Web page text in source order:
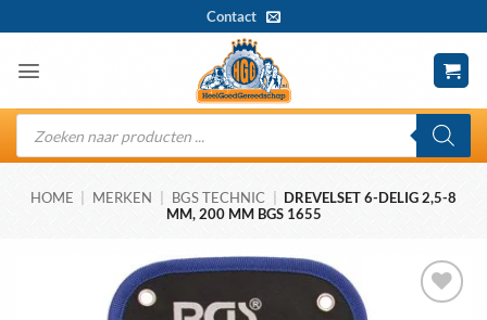
naar
inhoud
Contact
Producten
zoeken
HOME MERKEN BGS TECHNIC
DREVELSET 6-DELIG 2,5-8
MM, 200 MM BGS 1655